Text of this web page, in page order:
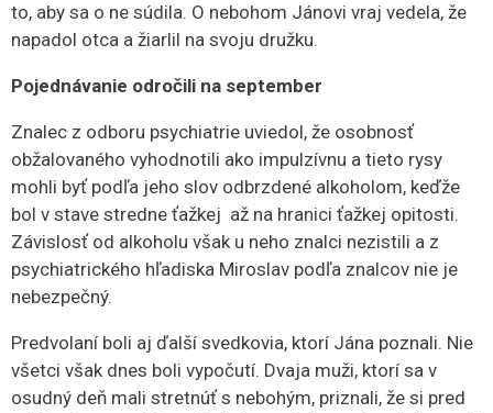
to, aby sa o ne súdila. O nebohom Jánovi vraj vedela, že
napadol otca a žiarlil na svoju družku.
Pojednávanie odročili na september
Znalec z odboru psychiatrie uviedol, že osobnosť
obžalovaného vyhodnotili ako impulzívnu a tieto rysy
mohli byť podľa jeho slov odbrzdené alkoholom, keďže
bol v stave stredne ťažkej až na hranici ťažkej opitosti.
Závislosť od alkoholu však u neho znalci nezistili a z
psychiatrického hľadiska Miroslav podľa znalcov nie je
nebezpečný.
Predvolaní boli aj ďalší svedkovia, ktorí Jána poznali. Nie
všetci však dnes boli vypočutí. Dvaja muži, ktorí sa v
osudný deň mali stretnúť s nebohým, priznali, že si pred